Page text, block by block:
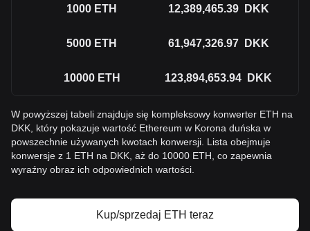
1000 ETH 12,389,465.39 DKK
5000 ETH 61,947,326.97 DKK
10000 ETH 123,894,653.94 DKK
W powyższej tabeli znajduje się kompleksowy konwerter ETH na
DKK, który pokazuje wartość Ethereum w Korona duńska w
powszechnie używanych kwotach konwersji. Lista obejmuje
konwersje z 1 ETH na DKK, aż do 10000 ETH, co zapewnia
wyraźny obraz ich odpowiednich wartości.
Kup/sprzedaj ETH teraz